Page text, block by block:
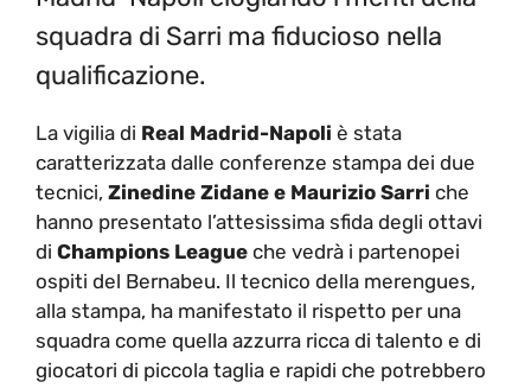
squadra di Sarri ma fiducioso nella
qualificazione.
La vigilia di Real Madrid-Napoli è stata
caratterizzata dalle conferenze stampa dei due
tecnici, Zinedine Zidane e Maurizio Sarri che
hanno presentato l’attesissima sfida degli ottavi
di Champions League che vedrà i partenopei
ospiti del Bernabeu. Il tecnico della merengues,
alla stampa, ha manifestato il rispetto per una
squadra come quella azzurra ricca di talento e di
giocatori di piccola taglia e rapidi che potrebbero